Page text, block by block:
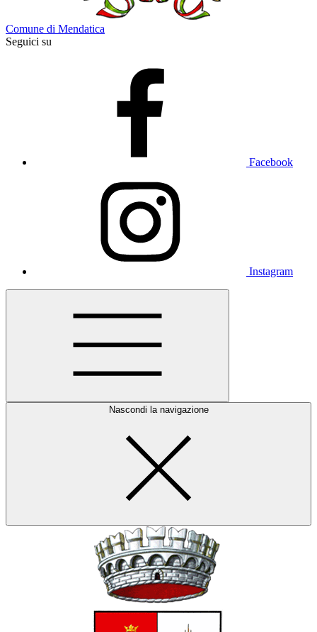
Comune di Mendatica
Seguici su
Facebook
Instagram
Nascondi la navigazione